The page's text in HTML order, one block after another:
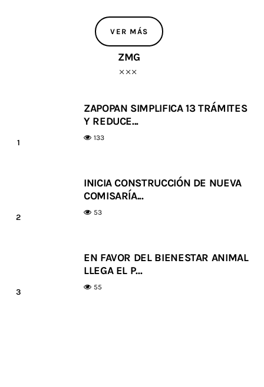
VER MÁS
ZMG
ZAPOPAN SIMPLIFICA 13 TRÁMITES
Y REDUCE...
133
INICIA CONSTRUCCIÓN DE NUEVA
COMISARÍA...
53
EN FAVOR DEL BIENESTAR ANIMAL
LLEGA EL P...
55